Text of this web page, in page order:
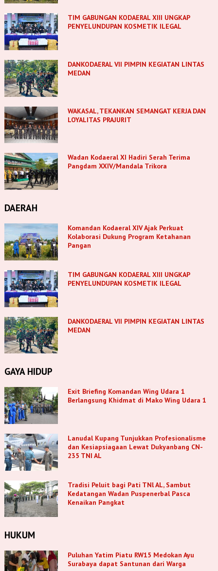
TIM GABUNGAN KODAERAL XIII UNGKAP
PENYELUNDUPAN KOSMETIK ILEGAL
DANKODAERAL VII PIMPIN KEGIATAN LINTAS
MEDAN
WAKASAL, TEKANKAN SEMANGAT KERJA DAN
LOYALITAS PRAJURIT
Wadan Kodaeral XI Hadiri Serah Terima
Pangdam XXIV/Mandala Trikora
DAERAH
Komandan Kodaeral XIV Ajak Perkuat
Kolaborasi Dukung Program Ketahanan
Pangan
TIM GABUNGAN KODAERAL XIII UNGKAP
PENYELUNDUPAN KOSMETIK ILEGAL
DANKODAERAL VII PIMPIN KEGIATAN LINTAS
MEDAN
GAYA HIDUP
Exit Briefing Komandan Wing Udara 1
Berlangsung Khidmat di Mako Wing Udara 1
Lanudal Kupang Tunjukkan Profesionalisme
dan Kesiapsiagaan Lewat Dukyanbang CN-
235 TNI AL
Tradisi Peluit bagi Pati TNl AL, Sambut
Kedatangan Wadan Puspenerbal Pasca
Kenaikan Pangkat
HUKUM
Puluhan Yatim Piatu RW15 Medokan Ayu
Surabaya dapat Santunan dari Warga